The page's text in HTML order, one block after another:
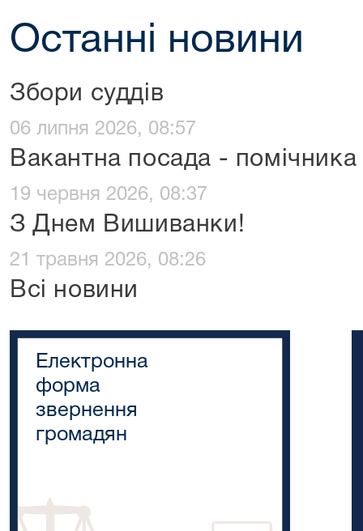
Останні новини
Збори суддів
06 липня 2026, 08:57
Вакантна посада - помічника
19 червня 2026, 08:37
З Днем Вишиванки!
21 травня 2026, 08:26
Всі новини
Електронна
форма
звернення
громадян